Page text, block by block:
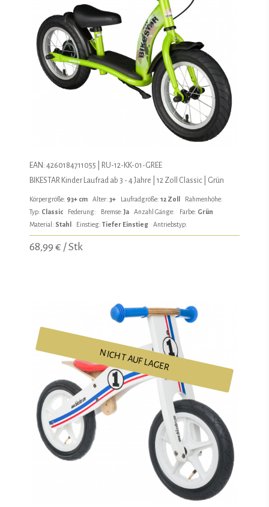
EAN: 4260184711055 | RU-12-KK-01-GREE
BIKESTAR Kinder Laufrad ab 3 - 4 Jahre | 12 Zoll Classic | Grün
Körpergröße: 93+ cm Alter: 3+ Laufradgröße: 12 Zoll
Rahmenhöhe:
Typ: Classic Federung: Bremse:Ja Anzahl Gänge: Farbe: Grün
Material: Stahl Einstieg: Tiefer Einstieg Antriebstyp:
68,99 € / Stk
NICHT AUF LAGER